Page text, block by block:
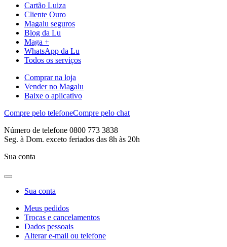
Cartão Luiza
Cliente Ouro
Magalu seguros
Blog da Lu
Maga +
WhatsApp da Lu
Todos os serviços
Comprar na loja
Vender no Magalu
Baixe o aplicativo
Compre pelo telefoneCompre pelo chat
Número de telefone 0800 773 3838
Seg. à Dom. exceto feriados das 8h às 20h
Sua conta
Sua conta
Meus pedidos
Trocas e cancelamentos
Dados pessoais
Alterar e-mail ou telefone